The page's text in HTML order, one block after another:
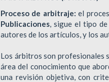
Proceso de arbitraje: el
Publicaciones , sigue el tipo
autores de los artículos, y los
Los árbitros son profesionales
área del conocimiento que
una revisión objetiva, con